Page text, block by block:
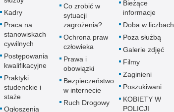
Kadry
Praca na
stanowiskach
cywilnych
Postępowania
kwalifikacyjne
Praktyki
studenckie i
staże
Ogłoszenia
Co zrobić w
sytuacji
zagrożenia?
Ochrona praw
człowieka
Prawa i
obowiązki
Bezpieczeństwo
w internecie
Ruch Drogowy
Bieżące
informacje
Doba w liczbach
Poza służbą
Galerie zdjęć
Filmy
Zaginieni
Poszukiwani
KOBIETY W
POLICJI